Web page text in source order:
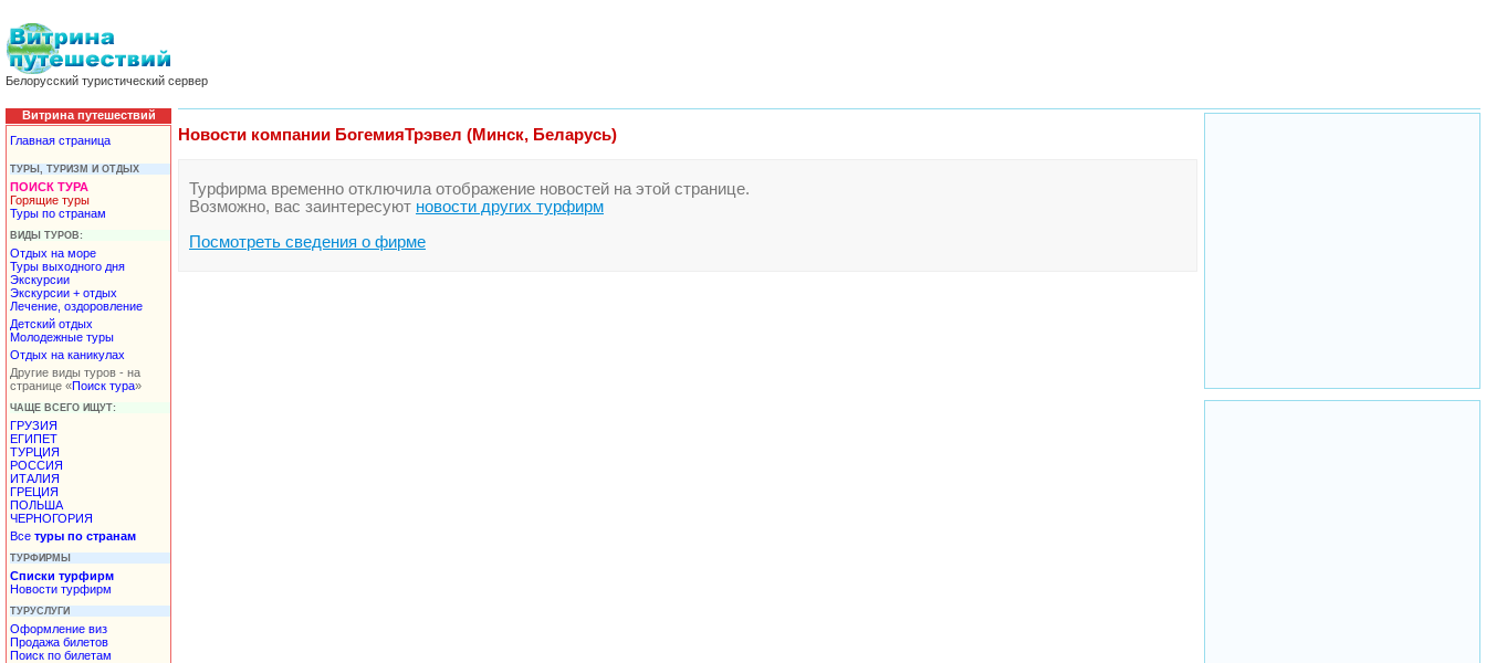
Белорусский туристический сервер
Витрина путешествий
Главная страница
ТУРЫ, ТУРИЗМ И ОТДЫХ
ПОИСК ТУРА
Горящие туры
Туры по странам
ВИДЫ ТУРОВ:
Отдых на море
Туры выходного дня
Экскурсии
Экскурсии + отдых
Лечение, оздоровление
Детский отдых
Молодежные туры
Отдых на каникулах
Другие виды туров - на
странице «Поиск тура»
ЧАЩЕ ВСЕГО ИЩУТ:
ГРУЗИЯ
ЕГИПЕТ
ТУРЦИЯ
РОССИЯ
ИТАЛИЯ
ГРЕЦИЯ
ПОЛЬША
ЧЕРНОГОРИЯ
Все туры по странам
ТУРФИРМЫ
Списки турфирм
Новости турфирм
ТУРУСЛУГИ
Оформление виз
Продажа билетов
Поиск по билетам
Новости компании БогемияТрэвел (Минск, Беларусь)
Турфирма временно отключила отображение новостей на этой странице.
Возможно, вас заинтересуют новости других турфирм
Посмотреть сведения о фирме